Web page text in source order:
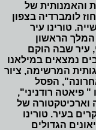
והאמנותית של
לומברדיה בצפון
טורינו עיר
הראשון
עיר שבה הוקם
נמצאים במילאנו
המרשימה, ציור
הפסל
פיאטה רודניני",
וארכיטקטורה של
בעיר. טורינו
הגדולים